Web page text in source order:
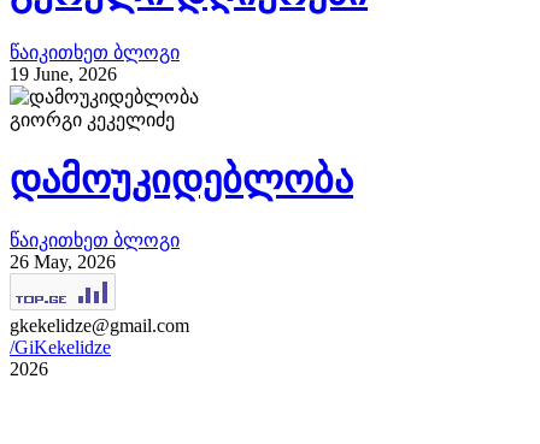
წაიკითხეთ ბლოგი
19 June, 2026
გიორგი კეკელიძე
დამოუკიდებლობა
წაიკითხეთ ბლოგი
26 May, 2026
gkekelidze@gmail.com
/GiKekelidze
2026